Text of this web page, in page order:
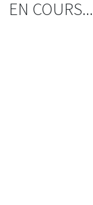
EN COURS...